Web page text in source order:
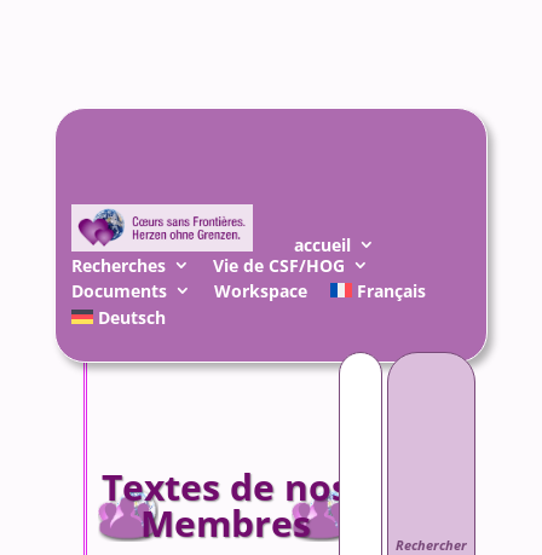
accueil
Recherches
Vie de CSF/HOG
Documents
Workspace
Français
Deutsch
Rechercher :
Textes de nos
Membres